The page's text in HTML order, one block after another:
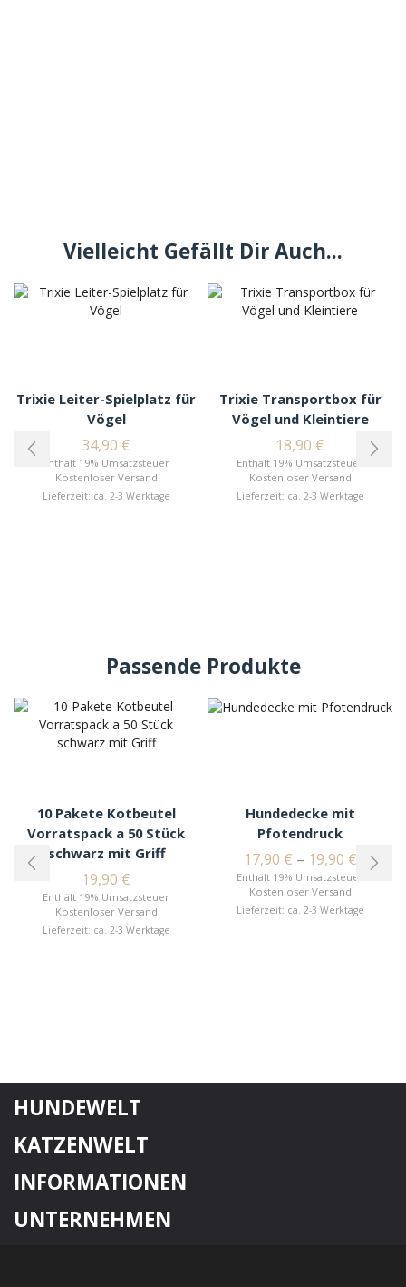
Vielleicht Gefällt Dir Auch...
Trixie Leiter-Spielplatz für
Vögel
34,90 €
Enthält 19% Umsatzsteuer
Kostenloser Versand
Lieferzeit: ca. 2-3 Werktage
Trixie Transportbox für
Vögel und Kleintiere
18,90 €
Enthält 19% Umsatzsteuer
Kostenloser Versand
Lieferzeit: ca. 2-3 Werktage
Passende Produkte
10 Pakete Kotbeutel
Vorratspack a 50 Stück
schwarz mit Griff
19,90 €
Enthält 19% Umsatzsteuer
Kostenloser Versand
Lieferzeit: ca. 2-3 Werktage
Hundedecke mit
Pfotendruck
17,90 € – 19,90 €
Enthält 19% Umsatzsteuer
Kostenloser Versand
Lieferzeit: ca. 2-3 Werktage
HUNDEWELT
KATZENWELT
INFORMATIONEN
UNTERNEHMEN